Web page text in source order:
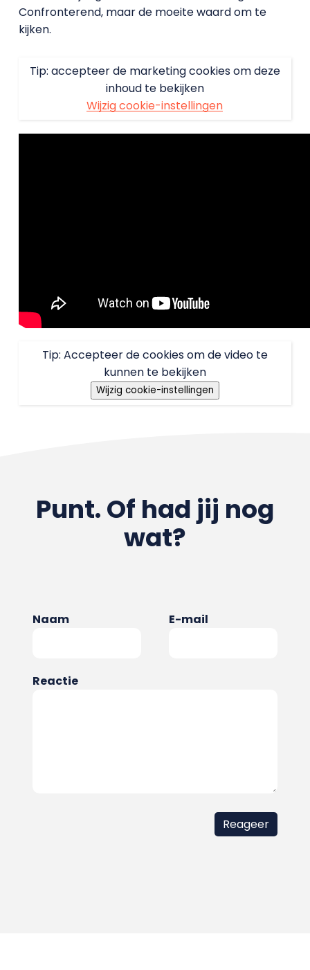
Confronterend, maar de moeite waard om te
kijken.
Tip: accepteer de marketing cookies om deze
inhoud te bekijken
Wijzig cookie-instellingen
Tip: Accepteer de cookies om de video te
kunnen te bekijken
Wijzig cookie-instellingen
Punt. Of had jij nog
wat?
Naam E-mail
Reactie